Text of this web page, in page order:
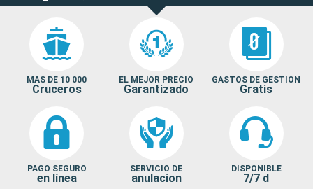
MAS DE 10 000
Cruceros
EL MEJOR PRECIO
Garantizado
GASTOS DE GESTION
Gratis
PAGO SEGURO
en línea
SERVICIO DE
anulacion
DISPONIBLE
7/7 d